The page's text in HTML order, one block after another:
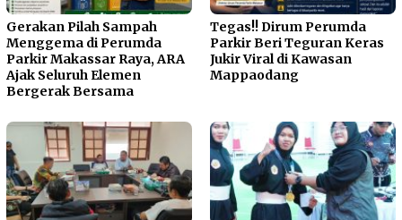
Gerakan Pilah Sampah
Menggema di Perumda
Parkir Makassar Raya, ARA
Ajak Seluruh Elemen
Bergerak Bersama
Tegas!! Dirum Perumda
Parkir Beri Teguran Keras
Jukir Viral di Kawasan
Mappaodang